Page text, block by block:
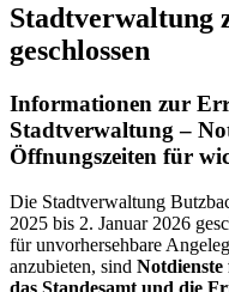
Stadtverwaltung
geschlossen
Informationen zur
Stadtverwaltung –
Öffnungszeiten für
Die Stadtverwaltung
2025 bis 2. Januar 2026
für unvorhersehbare
anzubieten, sind